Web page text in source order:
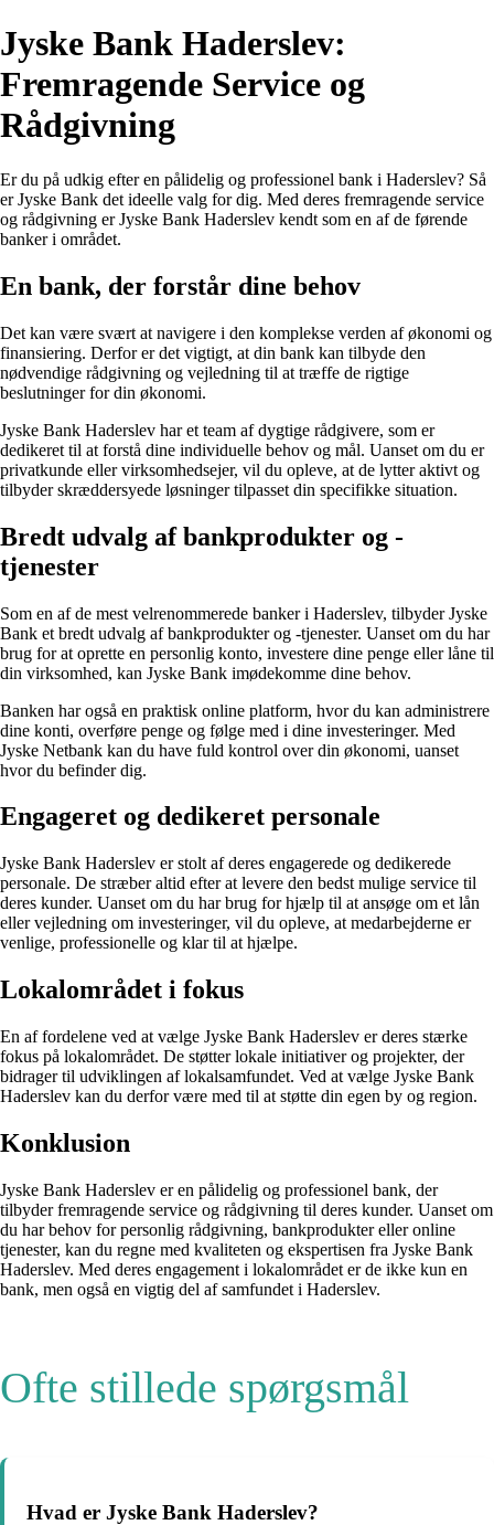
Jyske Bank Haderslev:
Fremragende Service og
Rådgivning
Er du på udkig efter en pålidelig og professionel bank i Haderslev? Så
er Jyske Bank det ideelle valg for dig. Med deres fremragende service
og rådgivning er Jyske Bank Haderslev kendt som en af de førende
banker i området.
En bank, der forstår dine behov
Det kan være svært at navigere i den komplekse verden af økonomi og
finansiering. Derfor er det vigtigt, at din bank kan tilbyde den
nødvendige rådgivning og vejledning til at træffe de rigtige
beslutninger for din økonomi.
Jyske Bank Haderslev har et team af dygtige rådgivere, som er
dedikeret til at forstå dine individuelle behov og mål. Uanset om du er
privatkunde eller virksomhedsejer, vil du opleve, at de lytter aktivt og
tilbyder skræddersyede løsninger tilpasset din specifikke situation.
Bredt udvalg af bankprodukter og -
tjenester
Som en af de mest velrenommerede banker i Haderslev, tilbyder Jyske
Bank et bredt udvalg af bankprodukter og -tjenester. Uanset om du har
brug for at oprette en personlig konto, investere dine penge eller låne til
din virksomhed, kan Jyske Bank imødekomme dine behov.
Banken har også en praktisk online platform, hvor du kan administrere
dine konti, overføre penge og følge med i dine investeringer. Med
Jyske Netbank kan du have fuld kontrol over din økonomi, uanset
hvor du befinder dig.
Engageret og dedikeret personale
Jyske Bank Haderslev er stolt af deres engagerede og dedikerede
personale. De stræber altid efter at levere den bedst mulige service til
deres kunder. Uanset om du har brug for hjælp til at ansøge om et lån
eller vejledning om investeringer, vil du opleve, at medarbejderne er
venlige, professionelle og klar til at hjælpe.
Lokalområdet i fokus
En af fordelene ved at vælge Jyske Bank Haderslev er deres stærke
fokus på lokalområdet. De støtter lokale initiativer og projekter, der
bidrager til udviklingen af lokalsamfundet. Ved at vælge Jyske Bank
Haderslev kan du derfor være med til at støtte din egen by og region.
Konklusion
Jyske Bank Haderslev er en pålidelig og professionel bank, der
tilbyder fremragende service og rådgivning til deres kunder. Uanset om
du har behov for personlig rådgivning, bankprodukter eller online
tjenester, kan du regne med kvaliteten og ekspertisen fra Jyske Bank
Haderslev. Med deres engagement i lokalområdet er de ikke kun en
bank, men også en vigtig del af samfundet i Haderslev.
Ofte stillede spørgsmål
Hvad er Jyske Bank Haderslev?